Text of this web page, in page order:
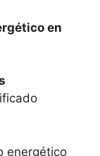
en
energético